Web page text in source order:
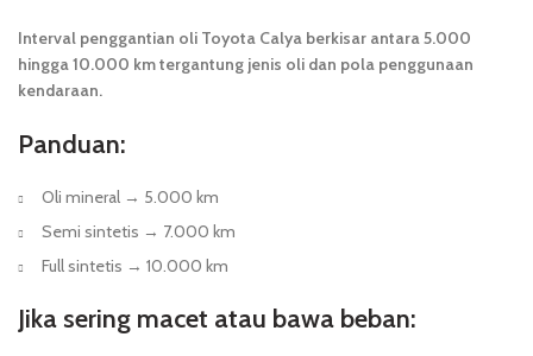
Interval penggantian oli Toyota Calya berkisar antara 5.000
hingga 10.000 km tergantung jenis oli dan pola penggunaan
kendaraan.
Panduan:
Oli mineral → 5.000 km
Semi sintetis → 7.000 km
Full sintetis → 10.000 km
Jika sering macet atau bawa beban: